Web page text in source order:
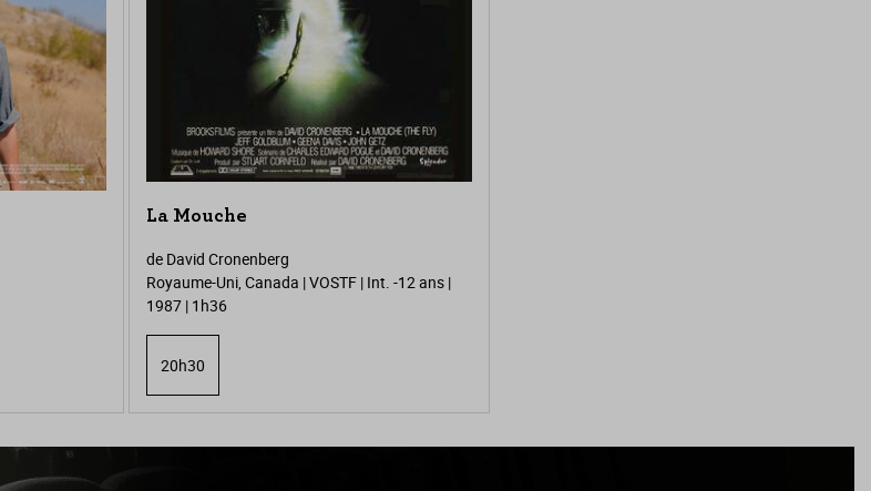
La Mouche
de David Cronenberg
Royaume-Uni, Canada | VOSTF | Int. -12 ans |
1987 | 1h36
20h30